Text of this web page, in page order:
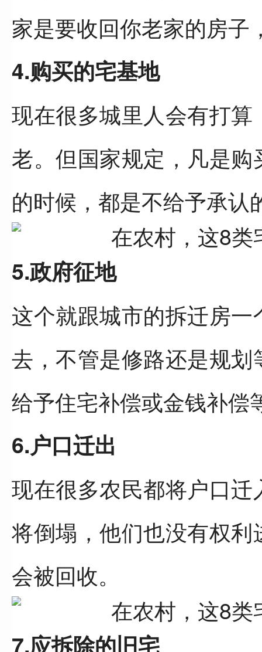
家是要收回你老家的房子
4.购买的宅基地
现在很多城里人会有打
老。但国家规定，凡是
的时候，都是不给予承认
5.政府征地
这个就跟城市的拆迁房
去，不管是修路还是规
给予住宅补偿或金钱补偿
6.户口迁出
现在很多农民都将户口
将倒塌，他们也没有权
会被回收。
7.应拆除的旧宅